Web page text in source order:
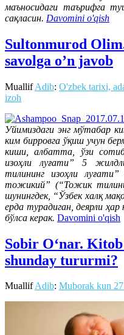
маъносидаги таърифга
сақласин. Davomini o'qish
Sultonmurod
savolga o’n javob
MuallifAdib: O'zbek tarixi,
izoh
Уйимиздаги энг мўтабар
ким бирровга ўқиш учун
киши, албатта, ўзи
изоҳли луғати” 5
тилининг изоҳли
тожикий” (“Тожик
шунингдек, “Ўзбек халқ
ерда турадиган, деярли
бўлса керак. Davomini o'qish
Sobir O‘nar.
shunday tururmi?
MuallifAdib: Muborak kun